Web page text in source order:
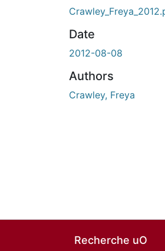
Date
2012-08-08
Authors
Crawley, Freya
Recherche uO